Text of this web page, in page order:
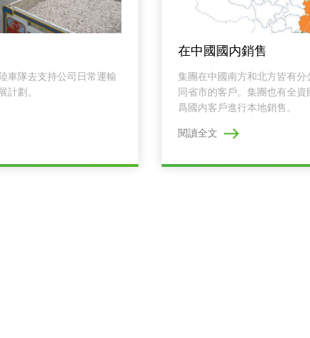
車隊去支持公司日常運輸
計劃。
在中國國内銷售
集團在中國南方和北方皆有分
同省市的客戶。集團也有全
爲國内客戶進行本地銷售。
閱讀全文